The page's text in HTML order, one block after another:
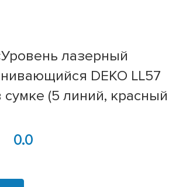
лазерный
DEKO LL57
сумке (5 линий, красный
0.0